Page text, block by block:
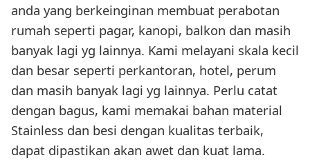
anda yang berkeinginan membuat perabotan
rumah seperti pagar, kanopi, balkon dan masih
banyak lagi yg lainnya. Kami melayani skala kecil
dan besar seperti perkantoran, hotel, perum
dan masih banyak lagi yg lainnya. Perlu catat
dengan bagus, kami memakai bahan material
Stainless dan besi dengan kualitas terbaik,
dapat dipastikan akan awet dan kuat lama.